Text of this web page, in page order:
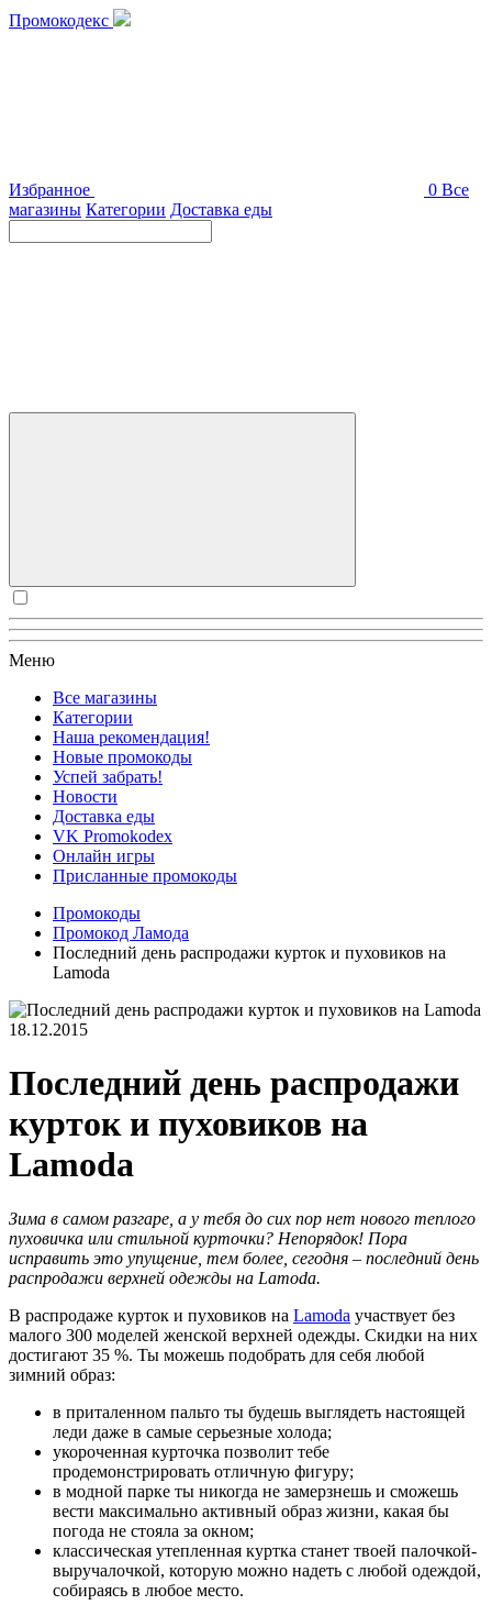
Промокодекс
Избранное 0 Все
магазины Категории Доставка еды
Меню
Все магазины
Категории
Наша рекомендация!
Новые промокоды
Успей забрать!
Новости
Доставка еды
VK Promokodex
Онлайн игры
Присланные промокоды
Промокоды
Промокод Ламода
Последний день распродажи курток и пуховиков на
Lamoda
18.12.2015
Последний день распродажи
курток и пуховиков на
Lamoda
Зима в самом разгаре, а у тебя до сих пор нет нового теплого
пуховичка или стильной курточки? Непорядок! Пора
исправить это упущение, тем более, сегодня – последний день
распродажи верхней одежды на Lamoda.
В распродаже курток и пуховиков на Lamoda участвует без
малого 300 моделей женской верхней одежды. Скидки на них
достигают 35 %. Ты можешь подобрать для себя любой
зимний образ:
в приталенном пальто ты будешь выглядеть настоящей
леди даже в самые серьезные холода;
укороченная курточка позволит тебе
продемонстрировать отличную фигуру;
в модной парке ты никогда не замерзнешь и сможешь
вести максимально активный образ жизни, какая бы
погода не стояла за окном;
классическая утепленная куртка станет твоей палочкой-
выручалочкой, которую можно надеть с любой одеждой,
собираясь в любое место.